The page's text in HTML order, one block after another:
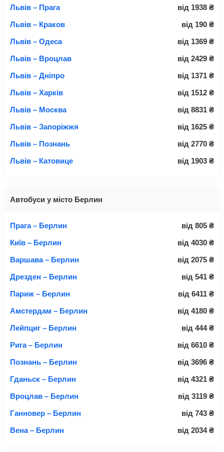
Львів – Прага
від 1938 ₴
Львів – Краков
від 190 ₴
Львів – Одеса
від 1369 ₴
Львів – Вроцлав
від 2429 ₴
Львів – Дніпро
від 1371 ₴
Львів – Харків
від 1512 ₴
Львів – Москва
від 8831 ₴
Львів – Запоріжжя
від 1625 ₴
Львів – Познань
від 2770 ₴
Львів – Катовице
від 1903 ₴
Автобуси у місто Берлин
Прага – Берлин від 805 ₴
Київ – Берлин
від 4030 ₴
Варшава – Берлин
від 2075 ₴
Дрезден – Берлин
від 541 ₴
Париж – Берлин
від 6411 ₴
Амстердам – Берлин
від 4180 ₴
Лейпциг – Берлин
від 444 ₴
Рига – Берлин
від 6610 ₴
Познань – Берлин
від 3696 ₴
Гданьск – Берлин
від 4321 ₴
Вроцлав – Берлин
від 3119 ₴
Ганновер – Берлин
від 743 ₴
Вена – Берлин
від 2034 ₴